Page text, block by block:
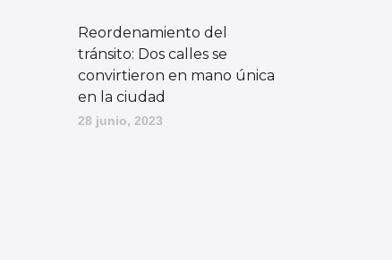
Reordenamiento del
tránsito: Dos calles se
convirtieron en mano única
en la ciudad
28 junio, 2023